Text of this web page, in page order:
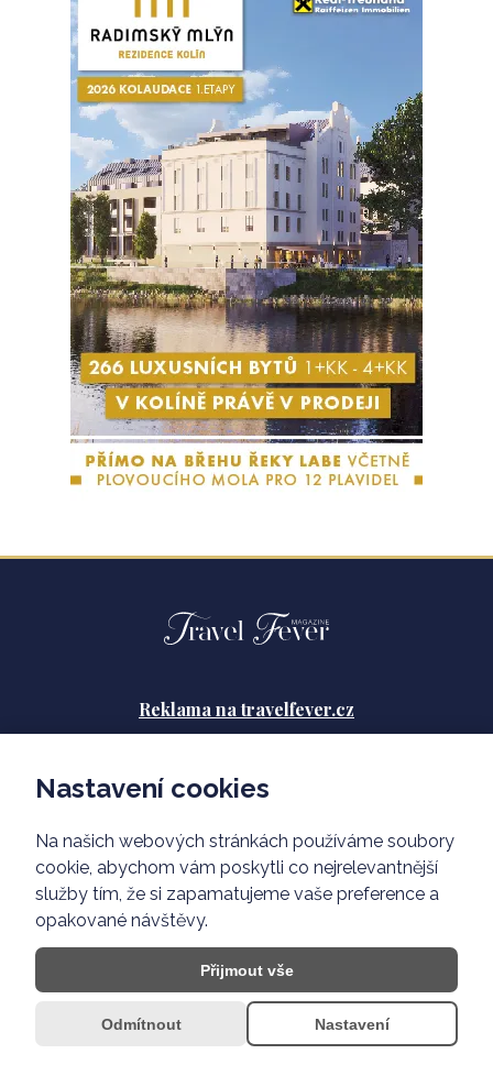
Reklama na travelfever.cz
O nás
Nastavení cookies
Na našich webových stránkách používáme soubory
cookie, abychom vám poskytli co nejrelevantnější
služby tím, že si zapamatujeme vaše preference a
opakované návštěvy.
Přijmout vše
Odmítnout Nastavení